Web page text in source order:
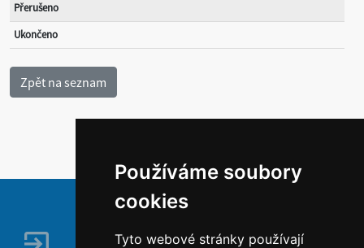
Používáme soubory
cookies
Tyto webové stránky používají
Přerušeno
Ukončeno